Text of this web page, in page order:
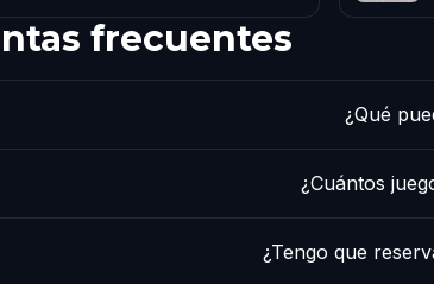
frecuentes
¿Qué
¿Cuántos
¿Tengo que